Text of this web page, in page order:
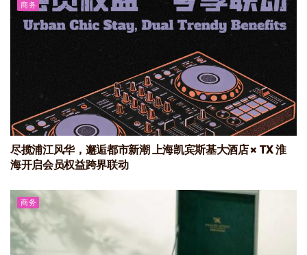
商务
尽揽浦江风华，邂逅都市新潮 上海凯宾斯基大酒店 × TX 淮
海开启会员权益跨界联动
商务